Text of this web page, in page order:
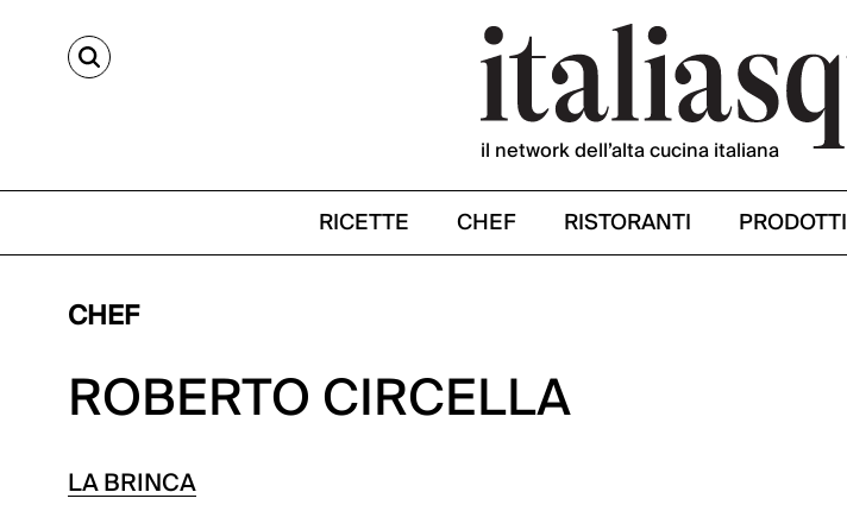
CERCA
il network dell’alta cucina italiana
RICETTE CHEF RISTORANTI PRODOTTI
CHEF
ROBERTO CIRCELLA
LA BRINCA